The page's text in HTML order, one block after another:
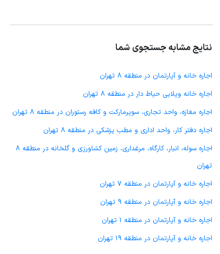
نتایج مشابه جستجوی شما
اجاره خانه و آپارتمان در منطقه 8 تهران
اجاره خانه ویلایی حیاط دار در منطقه 8 تهران
اجاره مغازه، واحد تجاری، سوپرمارکت و کافه رستوران در منطقه 8 تهران
اجاره دفتر کار، واحد اداری و مطب پزشکی در منطقه 8 تهران
اجاره سوله، انبار، کارگاه، مرغداری، زمین کشاورزی و گلخانه در منطقه 8
تهران
اجاره خانه و آپارتمان در منطقه 7 تهران
اجاره خانه و آپارتمان در منطقه 9 تهران
اجاره خانه و آپارتمان در منطقه 1 تهران
اجاره خانه و آپارتمان در منطقه 19 تهران